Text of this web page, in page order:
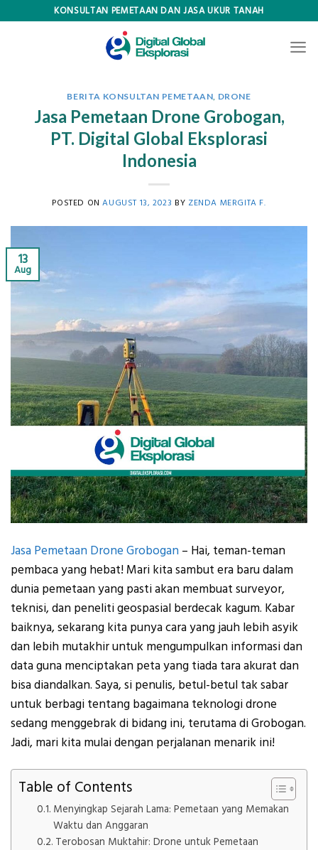
KONSULTAN PEMETAAN DAN JASA UKUR TANAH
BERITA KONSULTAN PEMETAAN, DRONE
Jasa Pemetaan Drone Grobogan,
PT. Digital Global Eksplorasi
Indonesia
POSTED ONAUGUST 13, 2023 BY ZENDA MERGITA F.
13
Aug
Jasa Pemetaan Drone Grobogan – Hai, teman-teman
pembaca yang hebat! Mari kita sambut era baru dalam
dunia pemetaan yang pasti akan membuat surveyor,
teknisi, dan peneliti geospasial berdecak kagum. Kabar
baiknya, sekarang kita punya cara yang jauh lebih asyik
dan lebih mutakhir untuk mengumpulkan informasi dan
data guna menciptakan peta yang tiada tara akurat dan
bisa diandalkan. Saya, si penulis, betul-betul tak sabar
untuk berbagi tentang bagaimana teknologi drone
sedang menggebrak di bidang ini, terutama di Grobogan.
Jadi, mari kita mulai dengan perjalanan menarik ini!
Table of Contents
Menyingkap Sejarah Lama: Pemetaan yang Memakan
Waktu dan Anggaran
Terobosan Muktahir: Drone untuk Pemetaan